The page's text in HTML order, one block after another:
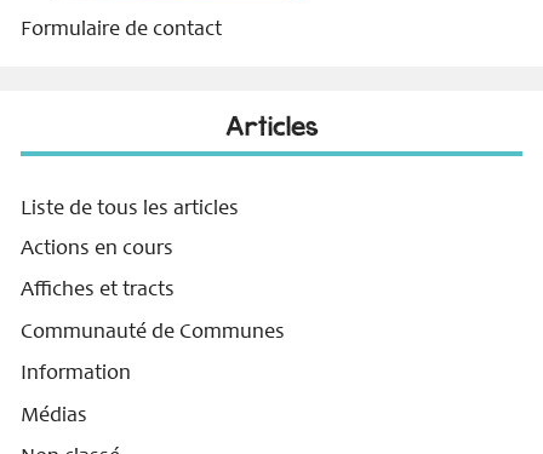
Formulaire de contact
Articles
Liste de tous les articles
Actions en cours
Affiches et tracts
Communauté de Communes
Information
Médias